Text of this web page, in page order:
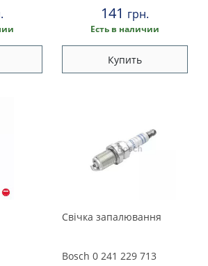
141 грн.
Есть в наличии
Купить
Свічка запалювання
Bosch 0 241 229 713